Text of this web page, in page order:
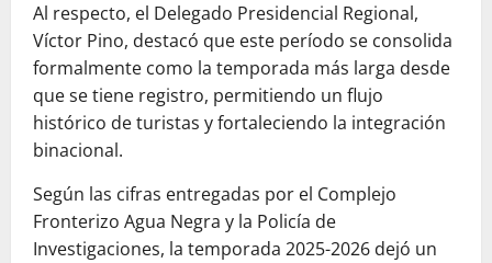
Al respecto, el Delegado Presidencial Regional,
Víctor Pino, destacó que este período se consolida
formalmente como la temporada más larga desde
que se tiene registro, permitiendo un flujo
histórico de turistas y fortaleciendo la integración
binacional.
Según las cifras entregadas por el Complejo
Fronterizo Agua Negra y la Policía de
Investigaciones, la temporada 2025-2026 dejó un